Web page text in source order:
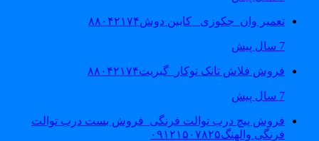
تعمیر وان_جکوزی_ کابین دوش۸۸۰۴۲۱۷۴
فروش فلاش تانک توکار_گبریت۸۸۰۴۲۱۷۴
فروش پیچ درب توالت فرنگی_فروش بست درب توالت
فرنگی والهنگ۰۹۱۲۱۵۰۷۸۲۵